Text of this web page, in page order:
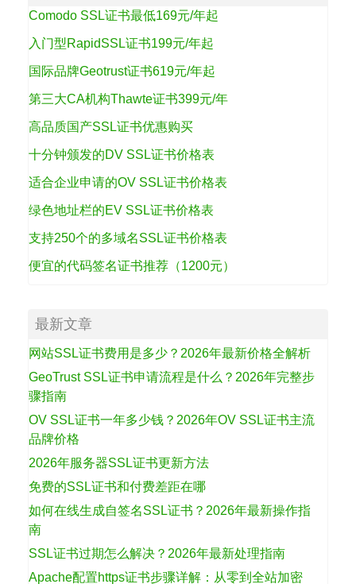
Comodo SSL证书最低169元/年起
入门型RapidSSL证书199元/年起
国际品牌Geotrust证书619元/年起
第三大CA机构Thawte证书399元/年
高品质国产SSL证书优惠购买
十分钟颁发的DV SSL证书价格表
适合企业申请的OV SSL证书价格表
绿色地址栏的EV SSL证书价格表
支持250个的多域名SSL证书价格表
便宜的代码签名证书推荐（1200元）
最新文章
网站SSL证书费用是多少？2026年最新价格全解析
GeoTrust SSL证书申请流程是什么？2026年完整步
骤指南
OV SSL证书一年多少钱？2026年OV SSL证书主流
品牌价格
2026年服务器SSL证书更新方法
免费的SSL证书和付费差距在哪
如何在线生成自签名SSL证书？2026年最新操作指
南
SSL证书过期怎么解决？2026年最新处理指南
Apache配置https证书步骤详解：从零到全站加密